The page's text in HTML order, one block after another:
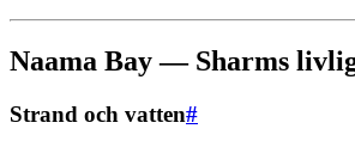
Naama Bay — Sharms
Strand och vatten#